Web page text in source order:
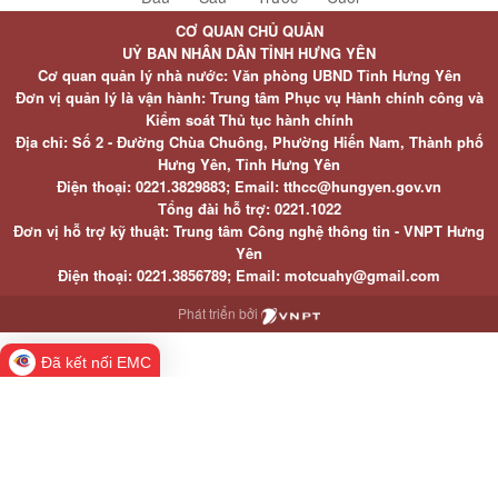
CƠ QUAN CHỦ QUẢN
UỶ BAN NHÂN DÂN TỈNH HƯNG YÊN
Cơ quan quản lý nhà nước: Văn phòng UBND Tỉnh Hưng Yên
Đơn vị quản lý là vận hành: Trung tâm Phục vụ Hành chính công và
Kiểm soát Thủ tục hành chính
Địa chỉ: Số 2 - Đường Chùa Chuông, Phường Hiến Nam, Thành phố
Hưng Yên, Tỉnh Hưng Yên
Điện thoại: 0221.3829883; Email: tthcc@hungyen.gov.vn
Tổng đài hỗ trợ: 0221.1022
Đơn vị hỗ trợ kỹ thuật: Trung tâm Công nghệ thông tin - VNPT Hưng
Yên
Điện thoại: 0221.3856789; Email: motcuahy@gmail.com
Phát triển bởi
Đã kết nối EMC